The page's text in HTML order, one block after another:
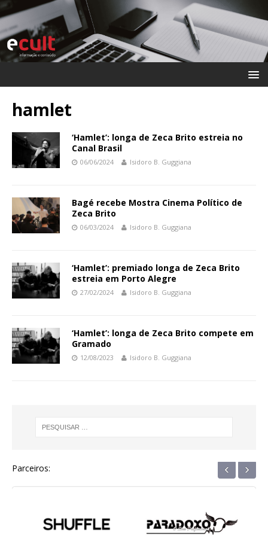
hamlet
‘Hamlet’: longa de Zeca Brito estreia no
Canal Brasil
06/06/2024 Isidoro B. Guggiana
Bagé recebe Mostra Cinema Político de
Zeca Brito
06/03/2024 Isidoro B. Guggiana
‘Hamlet’: premiado longa de Zeca Brito
estreia em Porto Alegre
27/02/2024 Isidoro B. Guggiana
‘Hamlet’: longa de Zeca Brito compete em
Gramado
12/08/2023 Isidoro B. Guggiana
Parceiros: ‹ ›